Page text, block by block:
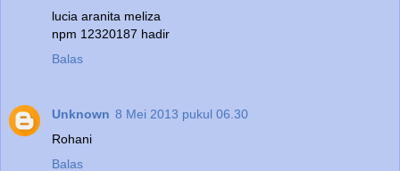
lucia aranita meliza
npm 12320187 hadir
Balas
Unknown 8 Mei 2013 pukul 06.30
Rohani
Balas